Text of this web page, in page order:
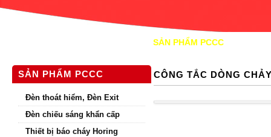
SẢN PHẨM PCCC
SẢN PHẨM PCCC
Đèn thoát hiểm, Đèn Exit
Đèn chiếu sáng khẩn cấp
Thiết bị báo cháy Horing
CÔNG TẮC DÒNG